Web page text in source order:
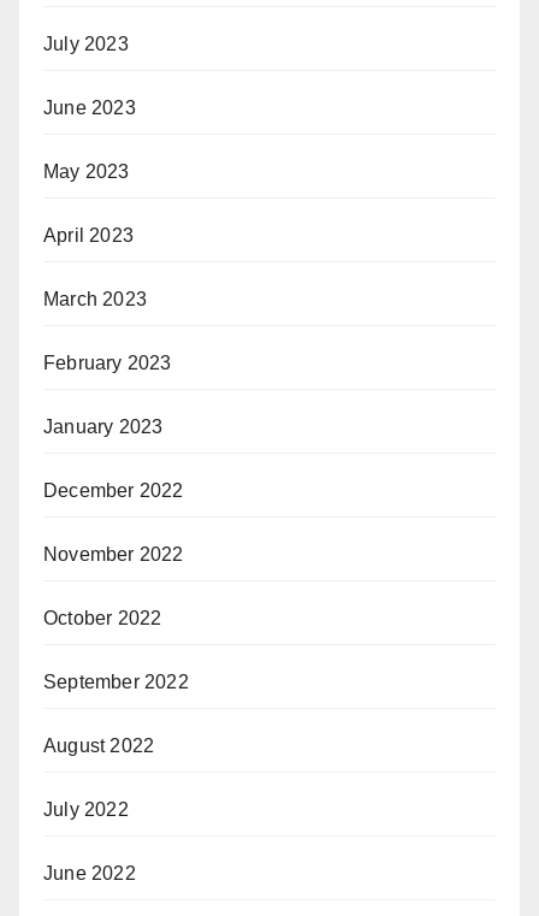
July 2023
June 2023
May 2023
April 2023
March 2023
February 2023
January 2023
December 2022
November 2022
October 2022
September 2022
August 2022
July 2022
June 2022